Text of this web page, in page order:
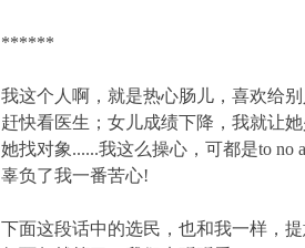
******
我这个人啊，就是热心肠儿，喜欢给
赶快看医生；女儿成绩下降，我就让
她找对象......我这么操心，可都是to
辜负了我一番苦心!
下面这段话中的选民，也和我一样，